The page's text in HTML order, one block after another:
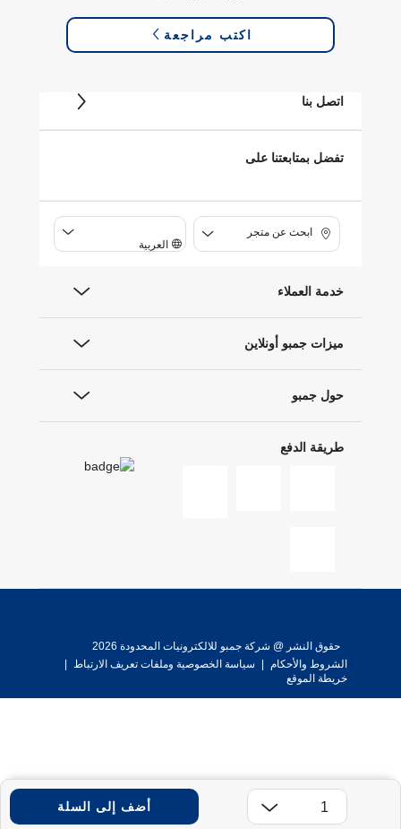
أضف إلى السلة
اكتب مراجعة
اتصل بنا
تفضل بمتابعتنا على
ابحث عن متجر
العربية
خدمة العملاء
ميزات جمبو أونلاين
حول جمبو
طريقة الدفع
حقوق النشر @ شركة جمبو للالكترونيات المحدودة 2026
الشروط والأحكام
سياسة الخصوصية وملفات تعريف الارتباط
خريطة الموقع